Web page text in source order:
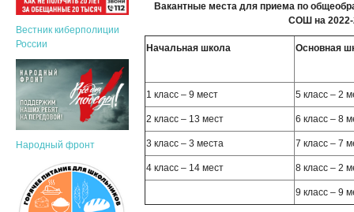
Вакантные места для приема по
СОШ на 2022-
Начальная школа Основная
1 класс – 9 мест 5 класс – 2
2 класс – 13 мест 6 класс – 8
3 класс – 3 места 7 класс – 7
4 класс – 14 мест 8 класс – 2
9 класс – 9
Вестник киберполиции
России
Народный фронт